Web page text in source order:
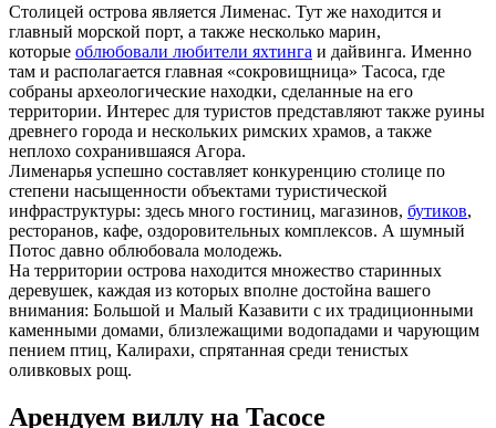
Столицей острова является Лименас. Тут же находится и
главный морской порт, а также несколько марин,
которые облюбовали любители яхтинга и дайвинга. Именно
там и располагается главная «сокровищница» Тасоса, где
собраны археологические находки, сделанные на его
территории. Интерес для туристов представляют также руины
древнего города и нескольких римских храмов, а также
неплохо сохранившаяся Агора.
Лименарья успешно составляет конкуренцию столице по
степени насыщенности объектами туристической
инфраструктуры: здесь много гостиниц, магазинов, бутиков,
ресторанов, кафе, оздоровительных комплексов. А шумный
Потос давно облюбовала молодежь.
На территории острова находится множество старинных
деревушек, каждая из которых вполне достойна вашего
внимания: Большой и Малый Казавити с их традиционными
каменными домами, близлежащими водопадами и чарующим
пением птиц, Калирахи, спрятанная среди тенистых
оливковых рощ.
Арендуем виллу на Тасосе